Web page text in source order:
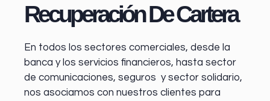
Recuperación De Cartera
En todos los sectores comerciales, desde la
banca y los servicios financieros, hasta sector
de comunicaciones, seguros y sector solidario,
nos asociamos con nuestros clientes para